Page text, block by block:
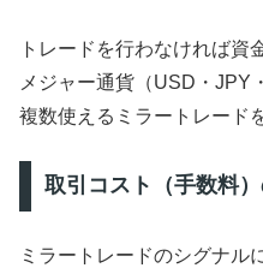
トレードを行わなければ資
メジャー通貨（USD・JPY
複数使えるミラートレード
取引コスト（手数料
ミラートレードのシグナル